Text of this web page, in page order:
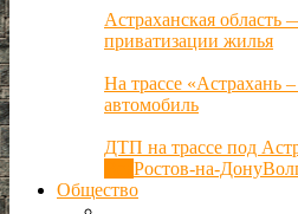
Астраханская область
приватизации жилья
На трассе «Астрахань
автомобиль
ДТП на трассе под
Ростов-на-Дону
Общество